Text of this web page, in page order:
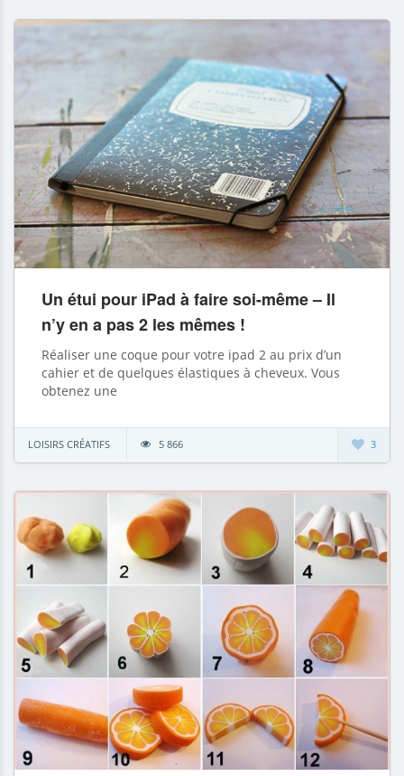
Un étui pour iPad à faire soi-même – Il
n’y en a pas 2 les mêmes !
Réaliser une coque pour votre ipad 2 au prix d’un
cahier et de quelques élastiques à cheveux. Vous
obtenez une
LOISIRS CRÉATIFS 5 866 3